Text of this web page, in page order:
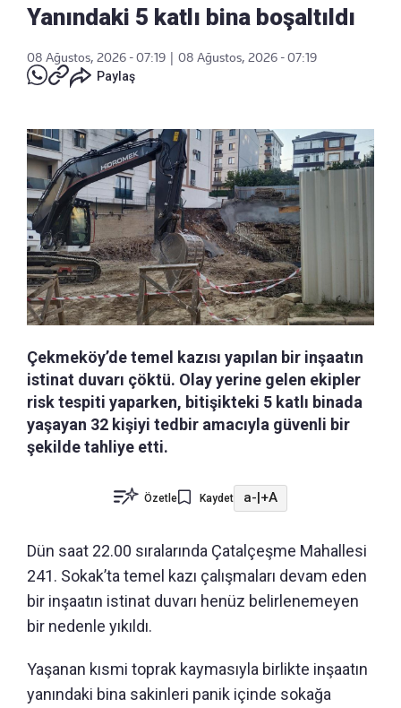
Yanındaki 5 katlı bina boşaltıldı
08 Ağustos, 2026 - 07:19
08 Ağustos, 2026 - 07:19
Paylaş
Çekmeköy’de temel kazısı yapılan bir inşaatın
istinat duvarı çöktü. Olay yerine gelen ekipler
risk tespiti yaparken, bitişikteki 5 katlı binada
yaşayan 32 kişiyi tedbir amacıyla güvenli bir
şekilde tahliye etti.
Özetle Kaydet a-|+A
Dün saat 22.00 sıralarında Çatalçeşme Mahallesi
241. Sokak’ta temel kazı çalışmaları devam eden
bir inşaatın istinat duvarı henüz belirlenemeyen
bir nedenle yıkıldı.
Yaşanan kısmi toprak kaymasıyla birlikte inşaatın
yanındaki bina sakinleri panik içinde sokağa